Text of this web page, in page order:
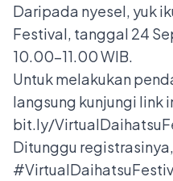
Daripada nyesel, yuk
Festival, tanggal 24
10.00-11.00 WIB.
Untuk melakukan
langsung kunjungi link
bit.ly/
Ditunggu